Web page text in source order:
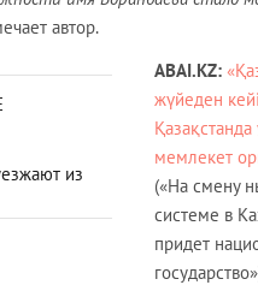
автор.
из
ABAI.KZ:
жүйеден
мемлекет
(«На смену
системе в
придет